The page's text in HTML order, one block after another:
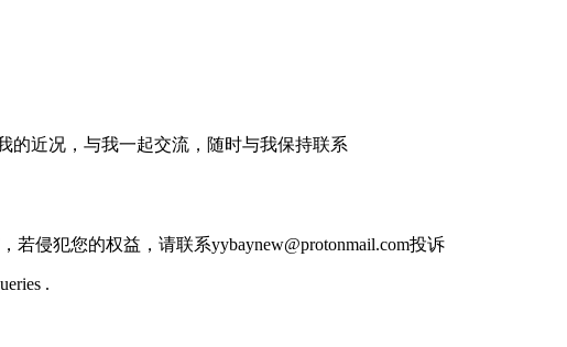
的近况，与我一起交流，随时与我保持联系
若侵犯您的权益，请联系yybaynew@protonmail.com投诉
.